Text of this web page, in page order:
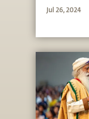
Jul 26, 2024